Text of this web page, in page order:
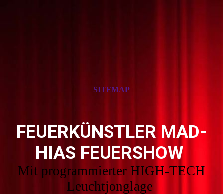
SITEMAP
FEUERKÜNSTLER MAD-
HIAS FEUERSHOW
Mit programmierter HIGH-TECH
Leuchtjonglage